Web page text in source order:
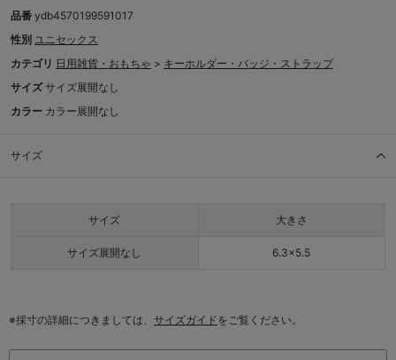
品番 ydb4570199591017
性別 ユニセックス
カテゴリ 日用雑貨・おもちゃ > キーホルダー・バッジ・ストラップ
サイズ サイズ展開なし
カラー カラー展開なし
サイズ
サイズ 大きさ
サイズ展開なし 6.3×5.5
※採寸の詳細につきましては、 サイズガイドをご覧ください。